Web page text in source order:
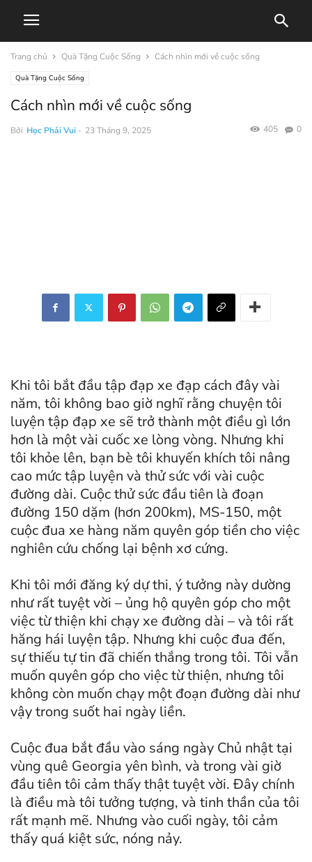
Trang chủ Quà Tặng Cuộc Sống Cách nhìn mới về cuộc sống
Quà Tặng Cuộc Sống
Cách nhìn mới về cuộc sống
Bởi Học Phải Vui - 23 Tháng 9, 2025 0
405
Khi tôi bắt đầu tập đạp xe đạp cách đây vài
năm, tôi không bao giờ nghĩ rằng chuyện tôi
luyện tập đạp xe sẽ trở thành một điều gì lớn
hơn là một vài cuốc xe lòng vòng. Nhưng khi
tôi khỏe lên, bạn bè tôi khuyến khích tôi nâng
cao mức tập luyện và thử sức với vài cuộc
đường dài. Cuộc thử sức đầu tiên là đoạn
đường 150 dặm (hơn 200km), MS-150, một
cuộc đua xe hàng năm quyên góp tiền cho việc
nghiên cứu chống lại bệnh xơ cứng.
Khi tôi mới đăng ký dự thi, ý tưởng này dường
như rất tuyệt vời – ủng hộ quyên góp cho một
việc từ thiện khi chạy xe đường dài – và tôi rất
hăng hái luyện tập. Nhưng khi cuộc đua đến,
sự thiếu tự tin đã chiến thắng trong tôi. Tôi vẫn
muốn quyên góp cho việc từ thiện, nhưng tôi
không còn muốn chạy một đoạn đường dài như
vậy trong suốt hai ngày liền.
Cuộc đua bắt đầu vào sáng ngày Chủ nhật tại
vùng quê Georgia yên bình, và trong vài giờ
đầu tiên tôi cảm thấy thật tuyệt vời. Đây chính
là điều mà tôi tưởng tượng, và tinh thần của tôi
rất mạnh mẽ. Nhưng vào cuối ngày, tôi cảm
thấy quá kiệt sức, nóng nảy.